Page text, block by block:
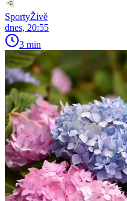
SportyŽivě
dnes, 20:55
3 min